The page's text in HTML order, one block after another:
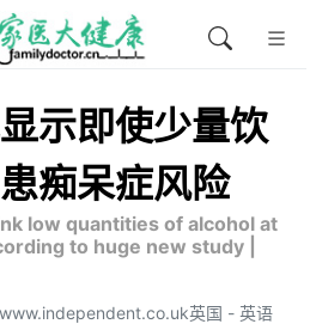
示即使少量饮
痴呆症风险
low quantities of alcohol at
to huge new study |
英国 - 英语